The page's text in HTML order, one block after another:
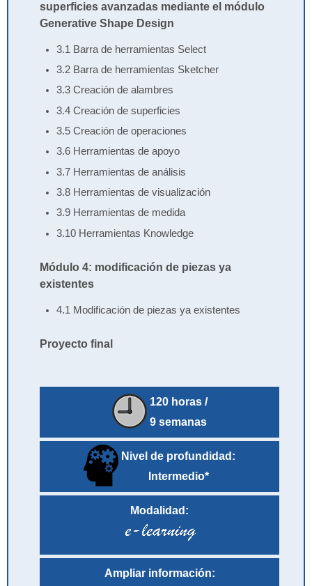
superficies avanzadas mediante el módulo
Generative Shape Design
3.1 Barra de herramientas Select
3.2 Barra de herramientas Sketcher
3.3 Creación de alambres
3.4 Creación de superficies
3.5 Creación de operaciones
3.6 Herramientas de apoyo
3.7 Herramientas de análisis
3.8 Herramientas de visualización
3.9 Herramientas de medida
3.10 Herramientas Knowledge
Módulo 4: modificación de piezas ya
existentes
4.1 Modificación de piezas ya existentes
Proyecto final
120 horas /
9 semanas
Nivel de profundidad:
Intermedio*
Modalidad:
Ampliar información: